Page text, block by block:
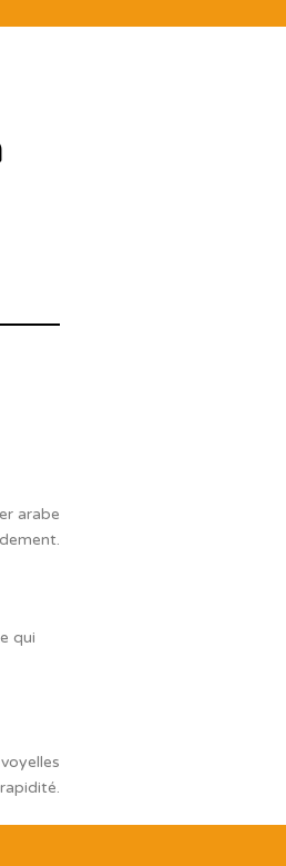
arabe
qui